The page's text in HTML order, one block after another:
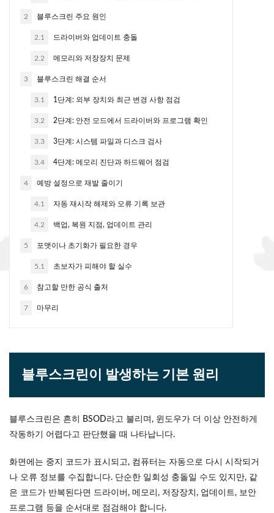
2 블루스크린 주요 원인
2.1 드라이버와 업데이트 충돌
2.2 메모리와 저장장치 문제
3 블루스크린 해결 순서
3.1 1단계: 외부 장치와 최근 변경 사항 점검
3.2 2단계: 안전 모드에서 드라이버와 프로그램 확인
3.3 3단계: 시스템 파일과 디스크 검사
3.4 4단계: 메모리 진단과 하드웨어 점검
4 예방 설정으로 재발 줄이기
4.1 자동 재시작 해제와 오류 기록 보관
4.2 백업, 복원 지점, 업데이트 관리
5 포맷이나 초기화가 필요한 경우
5.1 초보자가 피해야 할 실수
6 참고할 만한 공식 출처
7 마무리
블루스크린이 발생하는 기본 원리
블루스크린은 흔히 BSOD라고 불리며, 윈도우가 더 이상 안전하게
작동하기 어렵다고 판단했을 때 나타납니다.
화면에는 중지 코드가 표시되고, 컴퓨터는 자동으로 다시 시작되거
나 오류 정보를 수집합니다. 단순한 일회성 충돌일 수도 있지만, 같
은 코드가 반복된다면 드라이버, 메모리, 저장장치, 업데이트, 보안
프로그램 등을 순서대로 점검해야 합니다.